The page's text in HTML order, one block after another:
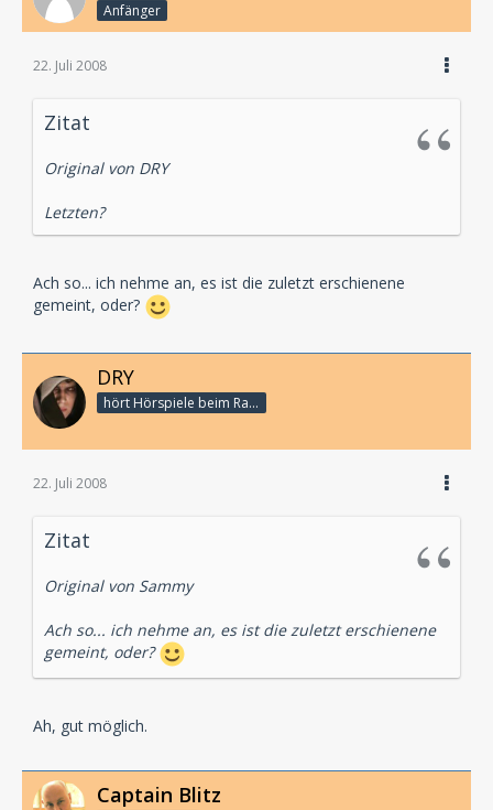
Anfänger
22. Juli 2008
Zitat
Original von DRY
Letzten?
Ach so... ich nehme an, es ist die zuletzt erschienene
gemeint, oder?
DRY
hört Hörspiele beim Rasenmähen
22. Juli 2008
Zitat
Original von Sammy
Ach so... ich nehme an, es ist die zuletzt erschienene
gemeint, oder?
Ah, gut möglich.
Captain Blitz